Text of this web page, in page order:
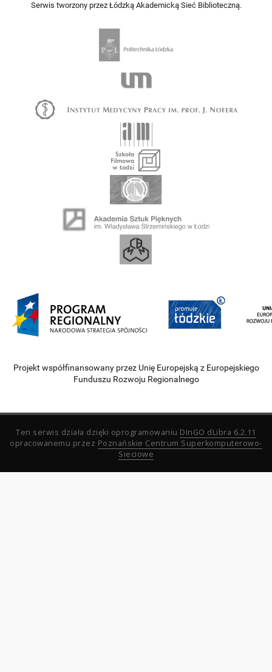
Serwis tworzony przez Łódzką Akademicką Sieć Biblioteczną.
Projekt współfinansowany przez Unię Europejską z Europejskiego
Funduszu Rozwoju Regionalnego
Ten serwis działa dzięki oprogramowaniu DInGO dLibra 6.2.11
opracowanemu przez Poznańskie Centrum Superkomputerowo-
Sieciowe